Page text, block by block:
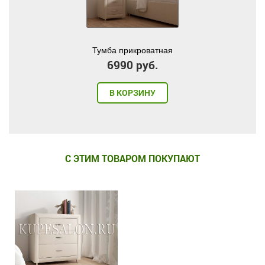
Тумба прикроватная
6990 руб.
В КОРЗИНУ
С ЭТИМ ТОВАРОМ ПОКУПАЮТ